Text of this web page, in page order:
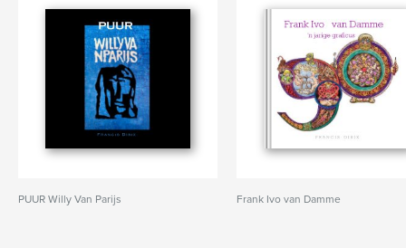
PUUR Willy Van Parijs Frank Ivo van Damme